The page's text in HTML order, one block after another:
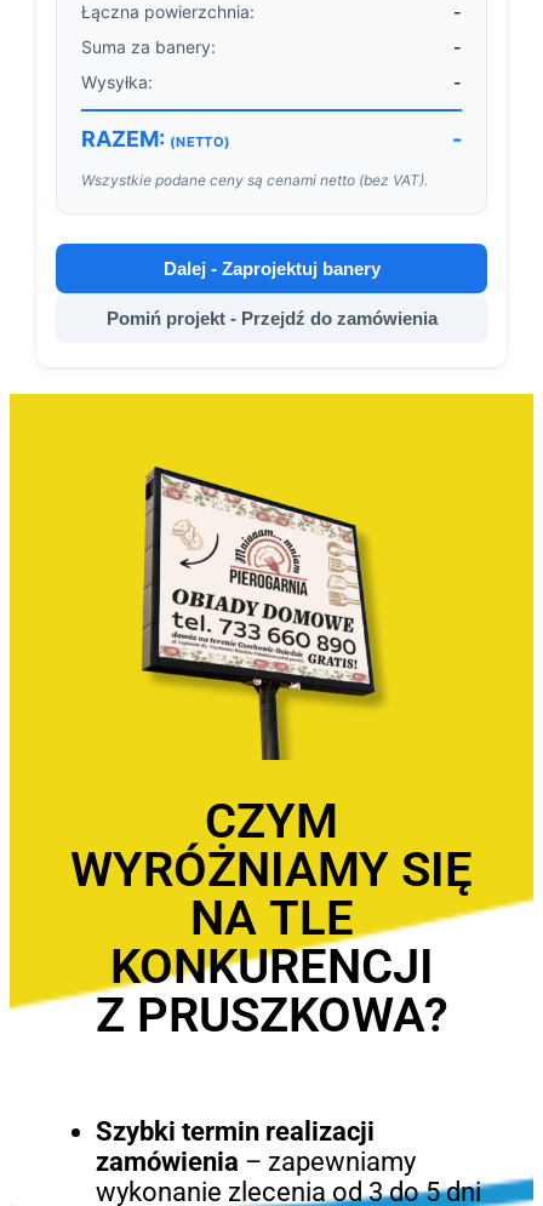
Łączna powierzchnia:
-
Suma za banery:
-
Wysyłka:
-
RAZEM: (NETTO) -
Wszystkie podane ceny są cenami netto (bez VAT).
Dalej - Zaprojektuj banery
Pomiń projekt - Przejdź do zamówienia
CZYM
WYRÓŻNIAMY SIĘ
NA TLE
KONKURENCJI
Z PRUSZKOWA?
Szybki termin realizacji
zamówienia – zapewniamy
wykonanie zlecenia od 3 do 5 dni